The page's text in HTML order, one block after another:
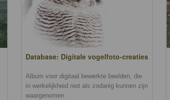
Database: Digitale vogelfoto-creaties
Album voor digitaal bewerkte beelden, die
in werkelijkheid niet als zodanig kunnen zijn
waargenomen